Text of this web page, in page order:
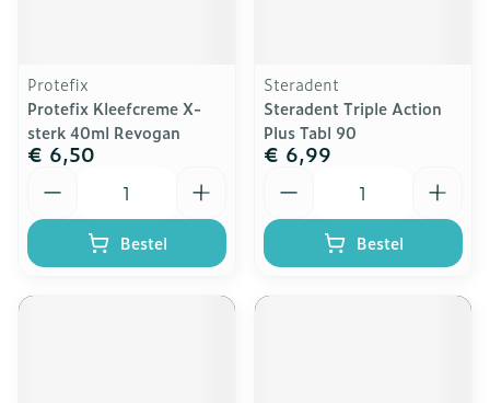
Protefix
Protefix Kleefcreme X-
sterk 40ml Revogan
€ 6,50
Bestel
Steradent
Steradent Triple Action
Plus Tabl 90
€ 6,99
Bestel